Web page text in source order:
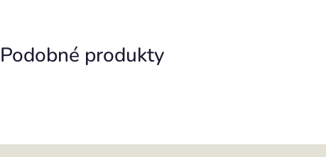
Podobné produkty